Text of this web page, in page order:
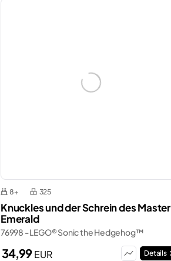
8+ 325
Knuckles und der Schrein des Master
Emerald
76998 - LEGO® Sonic the Hedgehog™
34,99EUR Details